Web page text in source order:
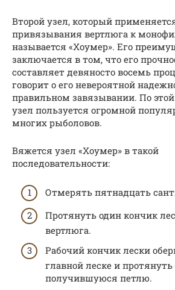
Второй узел, который
привязывания вертлюга к
называется «Хоумер». Его
заключается в том, что его
составляет девяносто восемь
говорит о его невероятной
правильном завязывании. По
узел пользуется огромной
многих рыболовов.
Вяжется узел «Хоумер» в такой
последовательности:
Отмерять пятнадцать
Протянуть один кончик
вертлюга.
Рабочий кончик лески
главной леске и протянуть
получившуюся петлю.